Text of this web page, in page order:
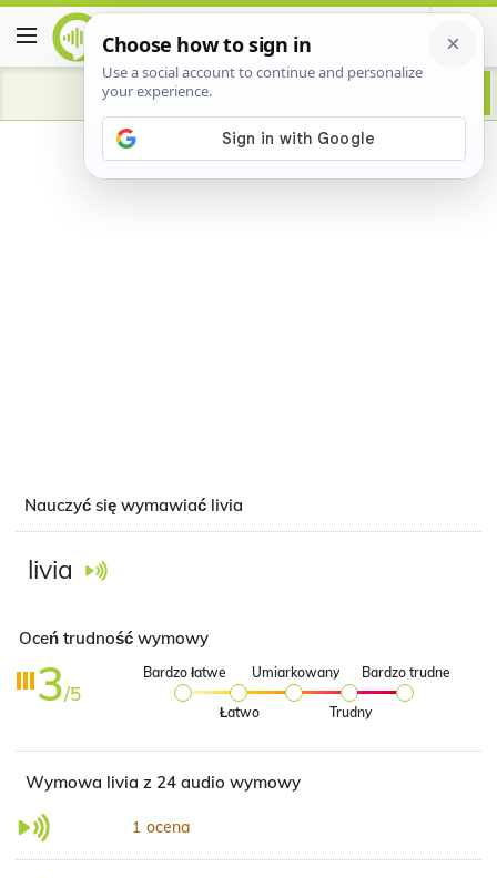
Advertisement
Nauczyć się wymawiać livia
livia
Oceń trudność wymowy
3/5
Bardzo łatwe
Łatwo
Umiarkowany
Trudny
Bardzo trudne
Wymowa livia z 24 audio wymowy
1 ocena